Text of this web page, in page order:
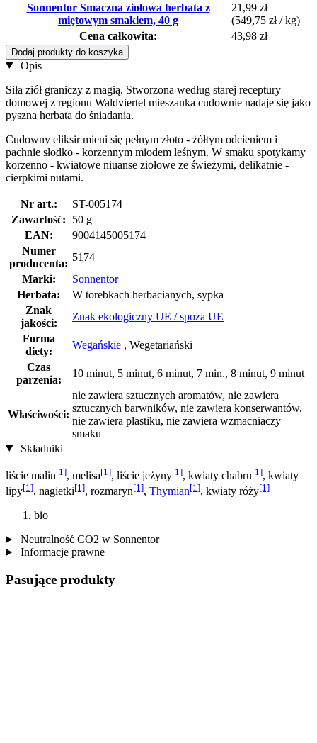
Sonnentor Smaczna ziołowa herbata z
miętowym smakiem, 40 g
21,99 zł
(549,75 zł / kg)
Cena całkowita:
43,98 zł
Dodaj produkty do koszyka
Opis
Siła ziół graniczy z magią. Stworzona według starej receptury
domowej z regionu Waldviertel mieszanka cudownie nadaje się jako
pyszna herbata do śniadania.
Cudowny eliksir mieni się pełnym złoto - żółtym odcieniem i
pachnie słodko - korzennym miodem leśnym. W smaku spotykamy
korzenno - kwiatowe niuanse ziołowe ze świeżymi, delikatnie -
cierpkimi nutami.
Nr art.:
ST-005174
Zawartość:
50 g
EAN:
9004145005174
Numer
producenta:
5174
Marki:
Sonnentor
Herbata:
W torebkach herbacianych, sypka
Znak
jakości:
Znak ekologiczny UE / spoza UE
Forma
diety:
Wegańskie , Wegetariański
Czas
parzenia:
10 minut, 5 minut, 6 minut, 7 min., 8 minut, 9 minut
Właściwości:
nie zawiera sztucznych aromatów, nie zawiera
sztucznych barwników, nie zawiera konserwantów,
nie zawiera plastiku, nie zawiera wzmacniaczy
smaku
Składniki
liście malin[1], melisa[1], liście jeżyny[1], kwiaty chabru[1], kwiaty
lipy[1], nagietki[1], rozmaryn[1], Thymian[1], kwiaty róży[1]
bio
Neutralność CO2 w Sonnentor
Informacje prawne
Pasujące produkty